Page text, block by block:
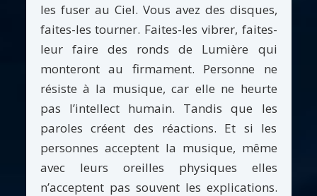
les fuser au Ciel. Vous avez des disques,
faites-les tourner. Faites-les vibrer, faites-
leur faire des ronds de Lumière qui
monteront au firmament. Personne ne
résiste à la musique, car elle ne heurte
pas l’intellect humain. Tandis que les
paroles créent des réactions. Et si les
personnes acceptent la musique, même
avec leurs oreilles physiques elles
n’acceptent pas souvent les explications.